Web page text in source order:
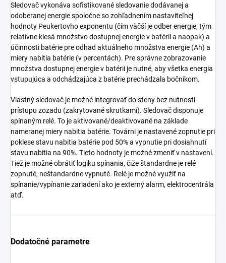
Sledovač vykonáva sofistikované sledovanie dodávanej a
odoberanej energie spoločne so zohľadnením nastaviteľnej
hodnoty Peukertovho exponentu (čím väčší je odber energie, tým
relatívne klesá množstvo dostupnej energie v batérii a naopak) a
účinnosti batérie pre odhad aktuálneho množstva energie (Ah) a
miery nabitia batérie (v percentách). Pre správne zobrazovanie
množstva dostupnej energie v batérii je nutné, aby všetka energia
vstupujúca a odchádzajúca z batérie prechádzala bočníkom.
Vlastný sledovač je možné integrovať do steny bez nutnosti
prístupu zozadu (zakrytované skrutkami). Sledovač disponuje
spínaným relé. To je aktivované/deaktivované na základe
nameranej miery nabitia batérie. Továrni je nastavené zopnutie pri
poklese stavu nabitia batérie pod 50% a vypnutie pri dosiahnutí
stavu nabitia na 90%. Tieto hodnoty je možné zmeniť v nastavení.
Tiež je možné obrátiť logiku spínania, čiže štandardne je relé
zopnuté, neštandardne vypnuté. Relé je možné využiť na
spínanie/vypínanie zariadení ako je externý alarm, elektrocentrála
atď.
Dodatočné parametre